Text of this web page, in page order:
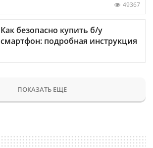
49367
Как безопасно купить б/у
смартфон: подробная инструкция
ПОКАЗАТЬ ЕЩЕ